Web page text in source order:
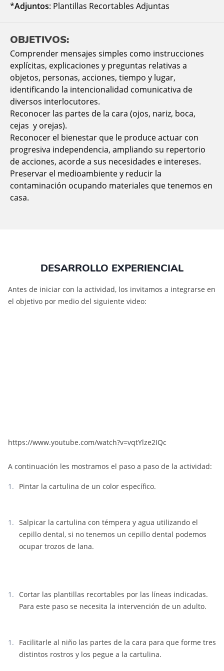
*Adjuntos: Plantillas Recortables Adjuntas
OBJETIVOS:
Comprender mensajes simples como instrucciones
explícitas, explicaciones y preguntas relativas a
objetos, personas, acciones, tiempo y lugar,
identificando la intencionalidad comunicativa de
diversos interlocutores.
Reconocer las partes de la cara (ojos, nariz, boca,
cejas y orejas).
Reconocer el bienestar que le produce actuar con
progresiva independencia, ampliando su repertorio
de acciones, acorde a sus necesidades e intereses.
Preservar el medioambiente y reducir la
contaminación ocupando materiales que tenemos en
casa.
DESARROLLO EXPERIENCIAL
Antes de iniciar con la actividad, los invitamos a integrarse en
el objetivo por medio del siguiente video:
https://www.youtube.com/watch?v=vqtYlze2IQc
A continuación les mostramos el paso a paso de la actividad:
Pintar la cartulina de un color específico.
Salpicar la cartulina con témpera y agua utilizando el
cepillo dental, si no tenemos un cepillo dental podemos
ocupar trozos de lana.
Cortar las plantillas recortables por las líneas indicadas.
Para este paso se necesita la intervención de un adulto.
Facilitarle al niño las partes de la cara para que forme tres
distintos rostros y los pegue a la cartulina.